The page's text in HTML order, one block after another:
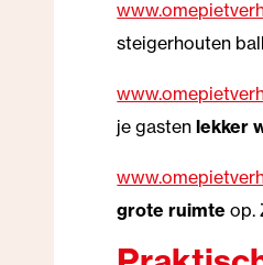
steigerhouten
je gastenlekker
grote ruimte op.